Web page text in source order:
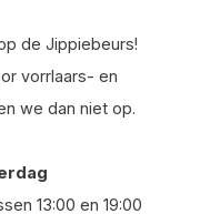
de Jippiebeurs!
vorrlaars- en
we dan niet op.
13:00 en 19:00